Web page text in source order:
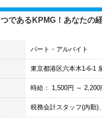
であるKPMG！あなた
パート・アルバイト
東京都港区六本木1-6-1
時給： 1,500円 ～ 2,200
税務会計スタッフ(内勤)